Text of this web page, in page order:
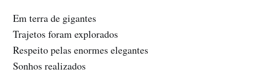
Em terra de gigantes
Trajetos foram explorados
Respeito pelas enormes elegantes
Sonhos realizados